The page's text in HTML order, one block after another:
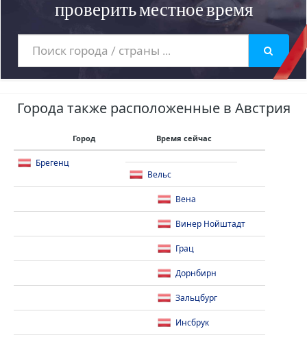
проверить местное время
Города также расположенные в Австрия
Город Время сейчас
Брегенц
Вельс
Вена
Винер Нойштадт
Грац
Дорнбирн
Зальцбург
Инсбрук